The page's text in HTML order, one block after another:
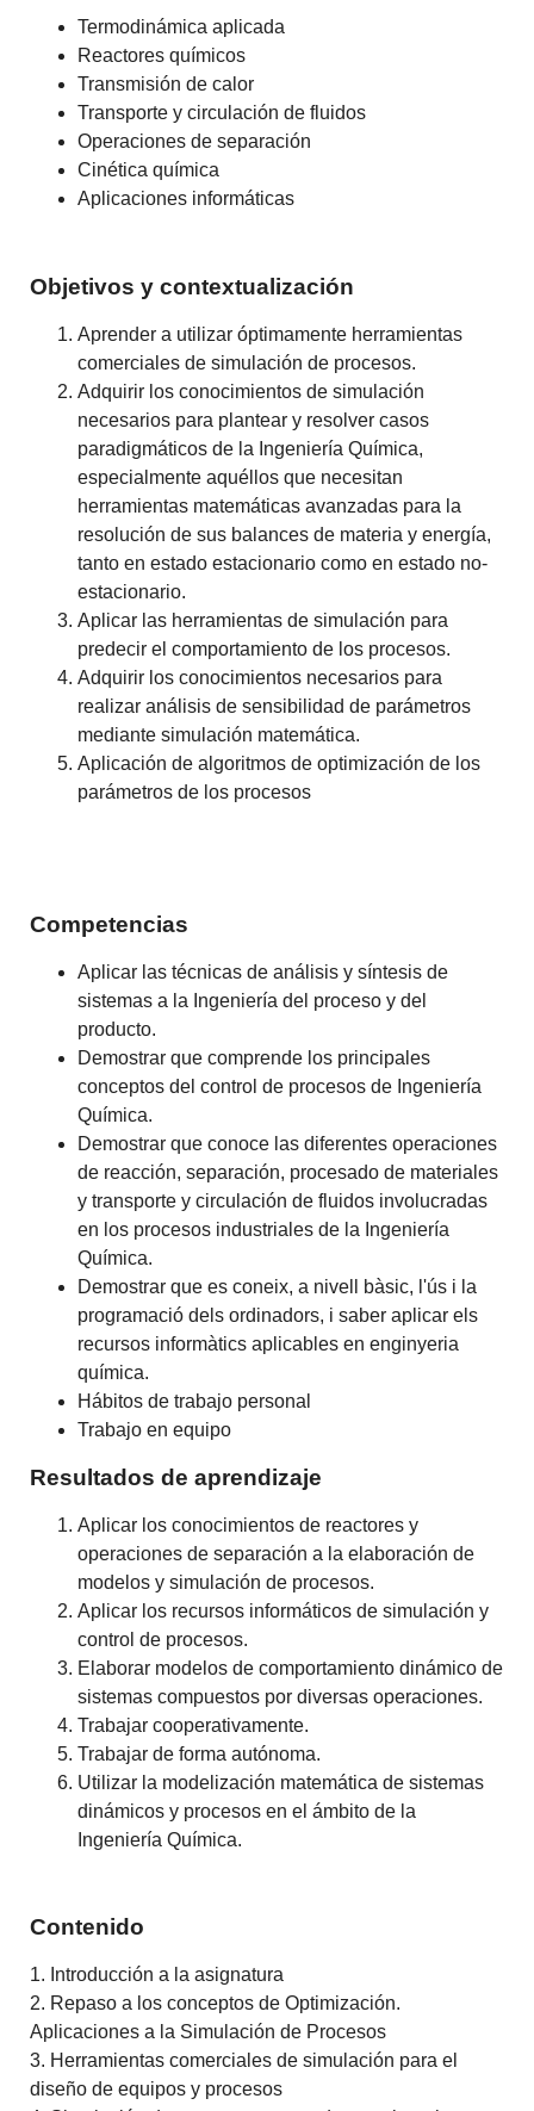
Termodinámica aplicada
Reactores químicos
Transmisión de calor
Transporte y circulación de fluidos
Operaciones de separación
Cinética química
Aplicaciones informáticas
Objetivos y contextualización
Aprender a utilizar óptimamente herramientas
comerciales de simulación de procesos.
Adquirir los conocimientos de simulación
necesarios para plantear y resolver casos
paradigmáticos de la Ingeniería Química,
especialmente aquéllos que necesitan
herramientas matemáticas avanzadas para la
resolución de sus balances de materia y energía,
tanto en estado estacionario como en estado no-
estacionario.
Aplicar las herramientas de simulación para
predecir el comportamiento de los procesos.
Adquirir los conocimientos necesarios para
realizar análisis de sensibilidad de parámetros
mediante simulación matemática.
Aplicación de algoritmos de optimización de los
parámetros de los procesos
Competencias
Aplicar las técnicas de análisis y síntesis de
sistemas a la Ingeniería del proceso y del
producto.
Demostrar que comprende los principales
conceptos del control de procesos de Ingeniería
Química.
Demostrar que conoce las diferentes operaciones
de reacción, separación, procesado de materiales
y transporte y circulación de fluidos involucradas
en los procesos industriales de la Ingeniería
Química.
Demostrar que es coneix, a nivell bàsic, l'ús i la
programació dels ordinadors, i saber aplicar els
recursos informàtics aplicables en enginyeria
química.
Hábitos de trabajo personal
Trabajo en equipo
Resultados de aprendizaje
Aplicar los conocimientos de reactores y
operaciones de separación a la elaboración de
modelos y simulación de procesos.
Aplicar los recursos informáticos de simulación y
control de procesos.
Elaborar modelos de comportamiento dinámico de
sistemas compuestos por diversas operaciones.
Trabajar cooperativamente.
Trabajar de forma autónoma.
Utilizar la modelización matemática de sistemas
dinámicos y procesos en el ámbito de la
Ingeniería Química.
Contenido
1. Introducción a la asignatura
2. Repaso a los conceptos de Optimización.
Aplicaciones a la Simulación de Procesos
3. Herramientas comerciales de simulación para el
diseño de equipos y procesos